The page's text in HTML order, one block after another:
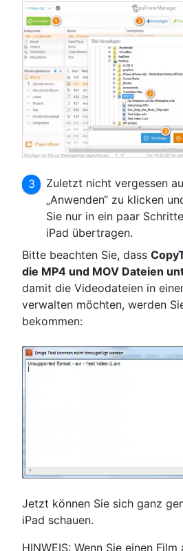
Zuletzt nicht vergessen
„Anwenden“ zu klicken
Sie nur in ein paar
iPad übertragen.
Bitte beachten Sie, dass
die MP4 und MOV Dateien
damit die Videodateien in
verwalten möchten, werden
bekommen:
Jetzt können Sie sich ganz
iPad schauen.
HINWEIS: Wenn Sie einen